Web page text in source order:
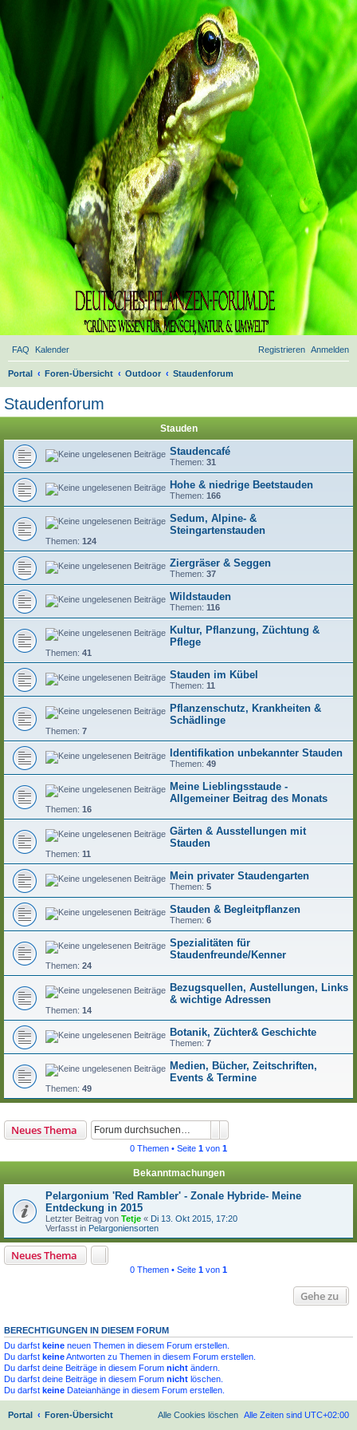
FAQ Kalender Anmelden
Registrieren
Portal Foren-Übersicht Outdoor Staudenforum
Staudenforum
Stauden
Staudencafé
Themen: 31
Hohe & niedrige Beetstauden
Themen: 166
Sedum, Alpine- &
Steingartenstauden
Themen: 124
Ziergräser & Seggen
Themen: 37
Wildstauden
Themen: 116
Kultur, Pflanzung, Züchtung &
Pflege
Themen: 41
Stauden im Kübel
Themen: 11
Pflanzenschutz, Krankheiten &
Schädlinge
Themen: 7
Identifikation unbekannter Stauden
Themen: 49
Meine Lieblingsstaude -
Allgemeiner Beitrag des Monats
Themen: 16
Gärten & Ausstellungen mit
Stauden
Themen: 11
Mein privater Staudengarten
Themen: 5
Stauden & Begleitpflanzen
Themen: 6
Spezialitäten für
Staudenfreunde/Kenner
Themen: 24
Bezugsquellen, Austellungen, Links
& wichtige Adressen
Themen: 14
Botanik, Züchter& Geschichte
Themen: 7
Medien, Bücher, Zeitschriften,
Events & Termine
Themen: 49
Neues Thema
0 Themen • Seite 1 von 1
Bekanntmachungen
Pelargonium 'Red Rambler' - Zonale Hybride- Meine
Entdeckung in 2015
Letzter Beitrag von Tetje « Di 13. Okt 2015, 17:20
Verfasst in Pelargoniensorten
Neues Thema
0 Themen • Seite 1 von 1
Gehe zu
BERECHTIGUNGEN IN DIESEM FORUM
Du darfst keine neuen Themen in diesem Forum erstellen.
Du darfst keineAntworten zu Themen in diesem Forum erstellen.
Du darfst deine Beiträge in diesem Forum nicht ändern.
Du darfst deine Beiträge in diesem Forum nicht löschen.
Du darfst keine Dateianhänge in diesem Forum erstellen.
Portal Foren-Übersicht Alle Zeiten sind UTC+02:00
Alle Cookies löschen